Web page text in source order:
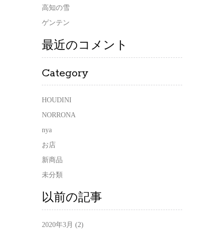
高知の雪
ゲンテン
最近のコメント
Category
HOUDINI
NORRONA
nya
お店
新商品
未分類
以前の記事
2020年3月 (2)